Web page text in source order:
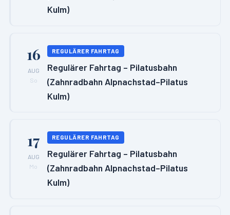
Kulm)
16
AUG
So
REGULÄRER FAHRTAG
Regulärer Fahrtag – Pilatusbahn
(Zahnradbahn Alpnachstad–Pilatus
Kulm)
17
AUG
Mo
REGULÄRER FAHRTAG
Regulärer Fahrtag – Pilatusbahn
(Zahnradbahn Alpnachstad–Pilatus
Kulm)